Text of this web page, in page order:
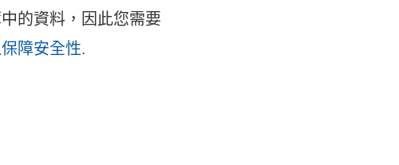
的資料，因此您需要
障安全性.